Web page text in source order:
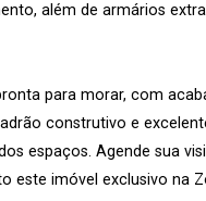
além de armários
para morar, com
construtivo e
espaços. Agende sua
este imóvel exclusivo na